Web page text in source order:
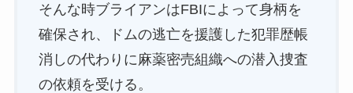
そんな時ブライアンはFBIによって身柄を
確保され、ドムの逃亡を援護した犯罪歴帳
消しの代わりに麻薬密売組織への潜入捜査
の依頼を受ける。